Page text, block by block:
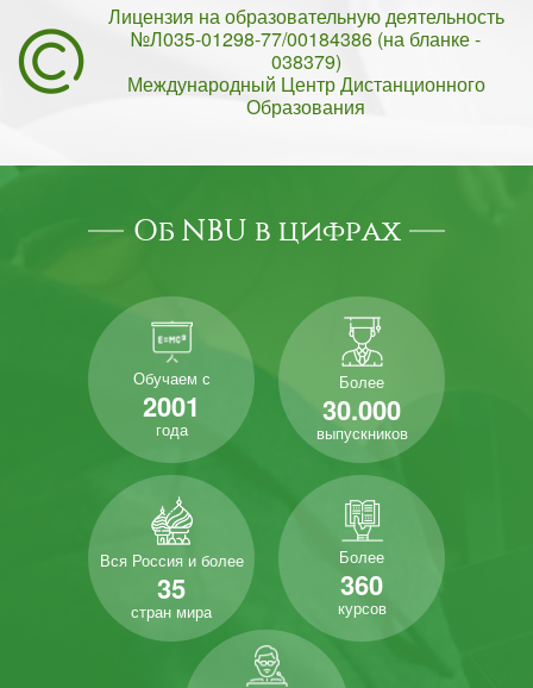
Лицензия на образовательную деятельность
№Л035-01298-77/00184386 (на бланке -
038379)
Международный Центр Дистанционного
Образования
Об NBU в цифрах
Обучаем с
2001
года
Более
30.000
выпускников
Вся Россия и более
35
стран мира
Более
360
курсов